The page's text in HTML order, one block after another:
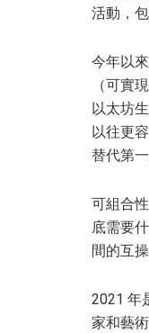
活動，
今年以
（可實
以太坊
以往更
替代第
可組合
底需要
間的互
2021 年
家和藝